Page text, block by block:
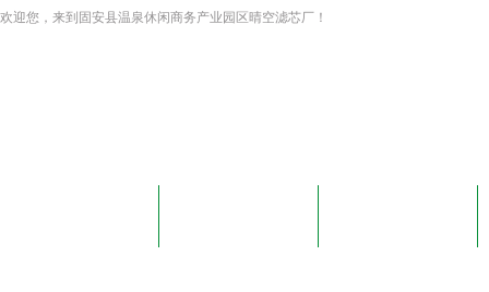
欢迎您，来到固安县温泉休闲商务产业园区晴空滤芯厂！